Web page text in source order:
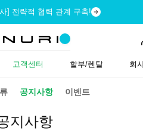
] 전략적 협력 관계 구축!
고객센터 할부/렌탈 회
공지사항 이벤트
지사항